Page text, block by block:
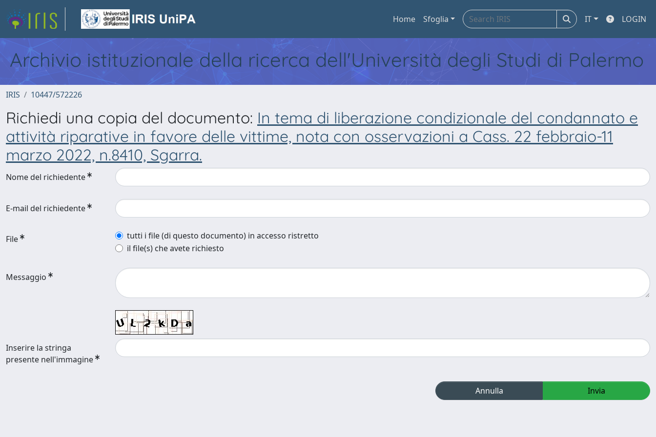
Home Sfoglia IT LOGIN
Archivio istituzionale della ricerca dell'Università degli Studi di Palermo
IRIS 10447/572226
Richiedi una copia del documento: In tema di liberazione condizionale del condannato e
attività riparative in favore delle vittime, nota con osservazioni a Cass. 22 febbraio-11
marzo 2022, n.8410, Sgarra.
Nome del richiedente
E-mail del richiedente
File
tutti i file (di questo documento) in accesso ristretto
il file(s) che avete richiesto
Messaggio
Inserire la stringa
presente nell'immagine
Annulla Invia